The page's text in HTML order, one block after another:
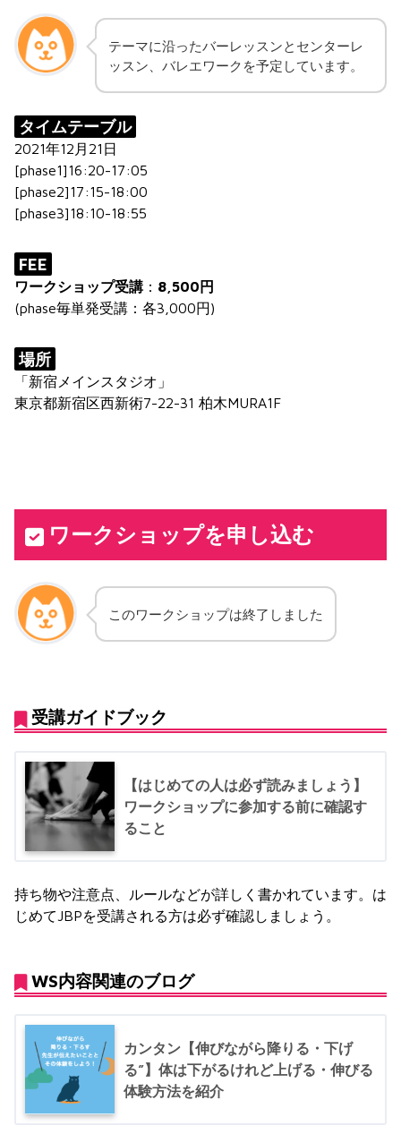
テーマに沿ったバーレッスンとセンターレ
ッスン、バレエワークを予定しています。
タイムテーブル
2021年12月21日
[phase1]16:20-17:05
[phase2]17:15-18:00
[phase3]18:10-18:55
FEE
ワークショップ受講 ： 8,500円
(phase毎単発受講：各3,000円)
場所
「新宿メインスタジオ」
東京都新宿区西新術7-22-31 柏木MURA1F
ワークショップを申し込む
このワークショップは終了しました
受講ガイドブック
【はじめての人は必ず読みましょう】
ワークショップに参加する前に確認す
ること
持ち物や注意点、ルールなどが詳しく書かれています。は
じめてJBPを受講される方は必ず確認しましょう。
WS内容関連のブログ
カンタン【伸びながら降りる・下げ
る”】体は下がるけれど上げる・伸びる
体験方法を紹介